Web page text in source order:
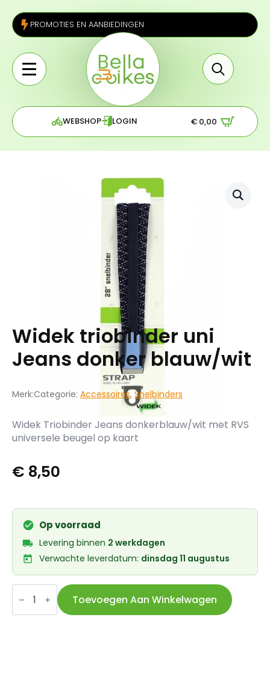
PROMOTIES EN AANBIEDINGEN
for:
WEBSHOP LOGIN € 0,00
Widek triobinder uni
Jeans donker blauw/wit
Merk:Categorie: Accessoires, Snelbinders
Widek Triobinder Jeans donkerblauw/wit met RVS
universele beugel op kaart
€ 8,50
Op voorraad
Levering binnen 2 werkdagen
Verwachte leverdatum: dinsdag 11 augustus
Widek
triobinder
Jeans
Toevoegen Aan Winkelwagen